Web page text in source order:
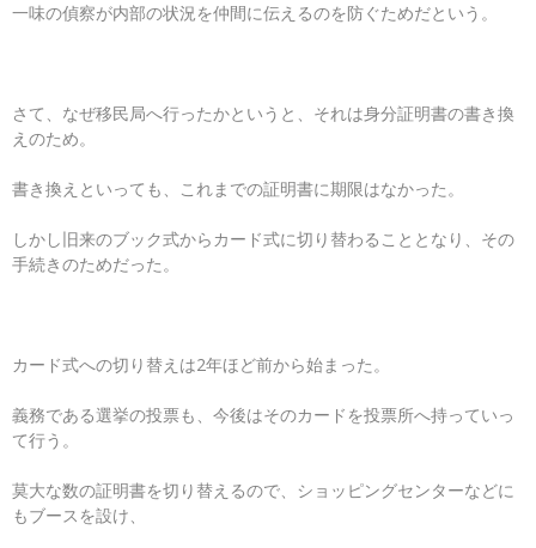
一味の偵察が内部の状況を仲間に伝えるのを防ぐためだという。
さて、なぜ移民局へ行ったかというと、それは身分証明書の書き換
えのため。
書き換えといっても、これまでの証明書に期限はなかった。
しかし旧来のブック式からカード式に切り替わることとなり、その
手続きのためだった。
カード式への切り替えは2年ほど前から始まった。
義務である選挙の投票も、今後はそのカードを投票所へ持っていっ
て行う。
莫大な数の証明書を切り替えるので、ショッピングセンターなどに
もブースを設け、